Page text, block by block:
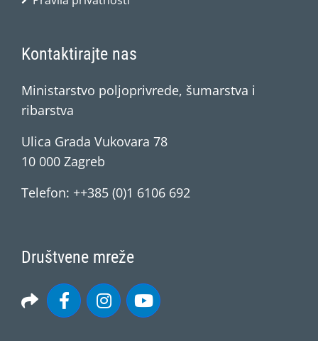
Kontaktirajte nas
Ministarstvo poljoprivrede, šumarstva i
ribarstva
Ulica Grada Vukovara 78
10 000 Zagreb
Telefon: ++385 (0)1 6106 692
Društvene mreže